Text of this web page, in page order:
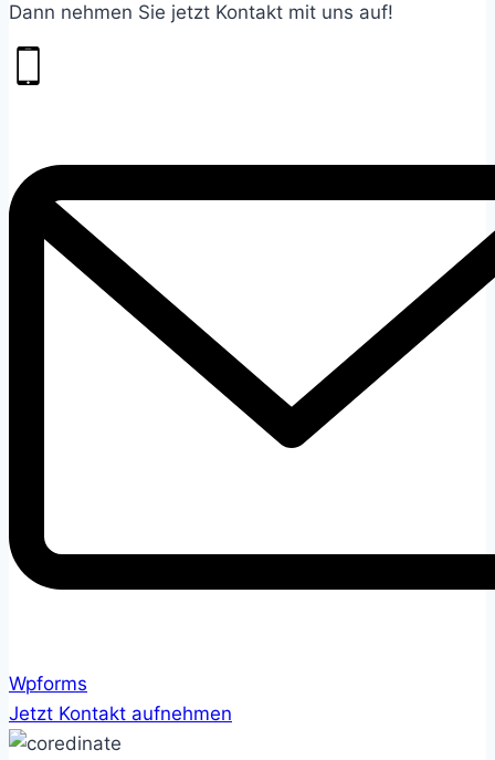
Dann nehmen Sie jetzt Kontakt mit uns auf!
Wpforms
Jetzt Kontakt aufnehmen